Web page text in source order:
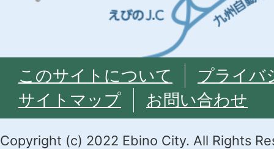
このサイトについて
プライバ
サイトマップ
お問い合わせ
Copyright (c) 2022 Ebino City. All Rights